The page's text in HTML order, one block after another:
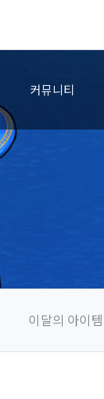
커뮤니티
이달의 아이템